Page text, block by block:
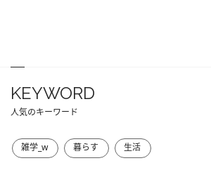
KEYWORD
人気のキーワード
雑学_w 暮らす 生活